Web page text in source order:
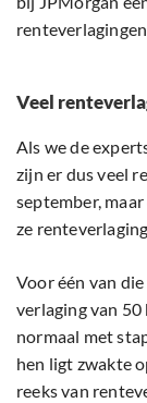
Veel
Als we de
zijn er dus veel
september,
ze
Voor één van
verlaging van
normaal met
hen ligt zwakte
reeks van